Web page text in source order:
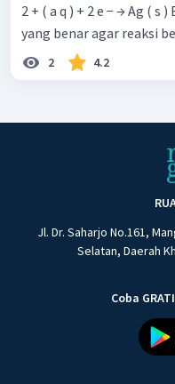
2 + ( a q ) + 2 e − → Ag ( s ) E ∘ = − 0
yang benar agar reaksi
2 4.2
Jl. Dr. Saharjo No.161,
Selatan, Daerah
Coba